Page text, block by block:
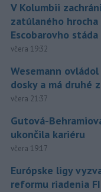
V Kolumbii
zatúlaného hrocha
Escobarovho stáda
včera 19:32
Wesemann
dosky a má druhé
včera 21:37
Gutová-
ukončila kariéru
včera 19:17
Európske ligy
reformu riadenia